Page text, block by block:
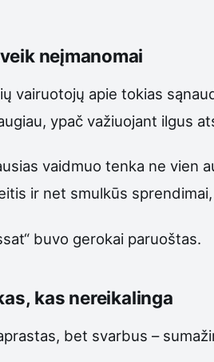
neįmanomai
vairuotojų apie tokias
ypač važiuojant ilgus
vaidmuo tenka ne vien
ir net smulkūs
buvo gerokai paruoštas.
kas nereikalinga
bet svarbus –